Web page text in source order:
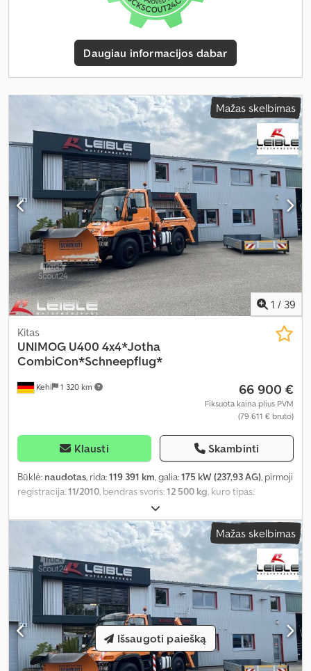
Daugiau informacijos dabar
Mažas skelbimas
1 / 39
Kehl 1 320 km
Kitas
UNIMOG U400 4x4*Jotha
CombiCon*Schneepflug*
66 900 €
Fiksuota kaina plius PVM
(79 611 € bruto)
Klausti Skambinti
Būklė: naudotas, rida:119 391 km, galia:175 kW (237,93 AG), pirmoji
registracija:11/2010, bendras svoris:12 500 kg, kuro tipas:
, ašių konfigūracija:
(TÜV):10/2026, pavaros tipas:pusiau automatinis, emisijos klasė:
, Gamybos metai:2010, Įranga:ABS, elektroninė stabilumo
programa (ESP), oro kondicionavimas, visų varančiųjų ratų
pavara,
Mažas skelbimas
Išsaugoti paiešką